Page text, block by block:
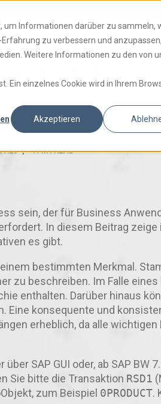
um Informationen darüber zu sammeln,
zu verbessern und
Weitere Informationen zu den von
Ein einzelnes Cookie wird in Ihrem
Akzeptieren
BUSINESS ANALYTICS
SAP BW
4MIN READ
sein, der für Business
In diesem Beitrag zeige
es gibt.
bestimmten Merkmal.
zu beschreiben. Im Falle
enthalten. Darüber hinaus
Eine konsequente und
erheblich, da alle wichtigen
SAP GUI oder, ab SAP BW
Sie bitte die Transaktion RSD1
zum Beispiel 0PRODUCT.